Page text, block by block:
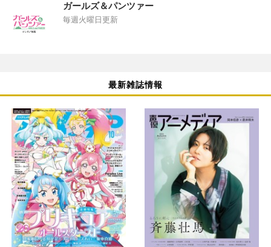
ガールズ＆パンツァー
毎週火曜日更新
最新雑誌情報